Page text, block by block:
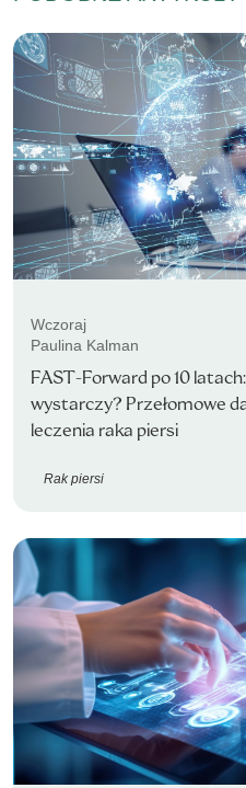
Wczoraj
Paulina Kalman
FAST-Forward po 10
wystarczy? Przełomowe
leczenia raka piersi
Rak piersi